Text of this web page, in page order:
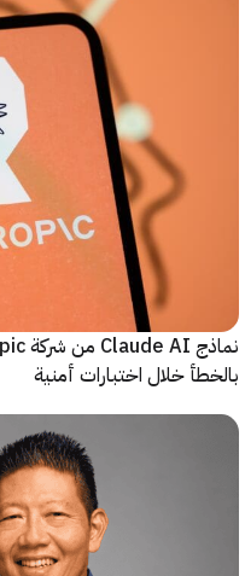
خلال اختبارات أمنية